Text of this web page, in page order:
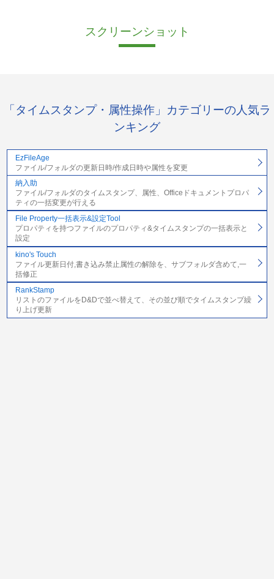
スクリーンショット
「タイムスタンプ・属性操作」カテゴリーの人気ラ
ンキング
EzFileAge
ファイル/フォルダの更新日時/作成日時や属性を変更
納入助
ファイル/フォルダのタイムスタンプ、属性、Officeドキュメントプロパ
ティの一括変更が行える
File Property一括表示&設定Tool
プロパティを持つファイルのプロパティ&タイムスタンプの一括表示と
設定
kino's Touch
ファイル更新日付,書き込み禁止属性の解除を、サブフォルダ含めて,一
括修正
RankStamp
リストのファイルをD&Dで並べ替えて、その並び順でタイムスタンプ繰
り上げ更新